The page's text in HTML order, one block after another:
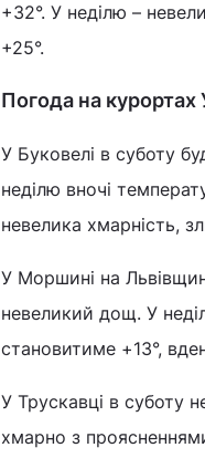
+32°. У неділю –
+25°.
Погода на курортах
У Буковелі в суботу
неділю вночі
невелика хмарність,
У Моршині на
невеликий дощ. У
становитиме +13°,
У Трускавці в суботу
хмарно з